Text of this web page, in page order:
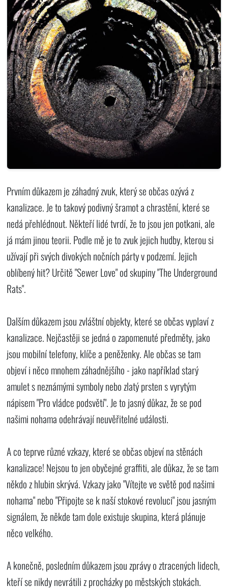
Prvním důkazem je záhadný zvuk, který se občas ozývá z
kanalizace. Je to takový podivný šramot a chrastění, které se
nedá přehlédnout. Někteří lidé tvrdí, že to jsou jen potkani, ale
já mám jinou teorii. Podle mě je to zvuk jejich hudby, kterou si
užívají při svých divokých nočních párty v podzemí. Jejich
oblíbený hit? Určitě "Sewer Love" od skupiny "The Underground
Rats".
Dalším důkazem jsou zvláštní objekty, které se občas vyplaví z
kanalizace. Nejčastěji se jedná o zapomenuté předměty, jako
jsou mobilní telefony, klíče a peněženky. Ale občas se tam
objeví i něco mnohem záhadnějšího - jako například starý
amulet s neznámými symboly nebo zlatý prsten s vyrytým
nápisem "Pro vládce podsvětí". Je to jasný důkaz, že se pod
našimi nohama odehrávají neuvěřitelné události.
A co teprve různé vzkazy, které se občas objeví na stěnách
kanalizace! Nejsou to jen obyčejné graffiti, ale důkaz, že se tam
někdo z hlubin skrývá. Vzkazy jako "Vítejte ve světě pod našimi
nohama" nebo "Připojte se k naší stokové revoluci" jsou jasným
signálem, že někde tam dole existuje skupina, která plánuje
něco velkého.
A konečně, posledním důkazem jsou zprávy o ztracených lidech,
kteří se nikdy nevrátili z procházky po městských stokách.